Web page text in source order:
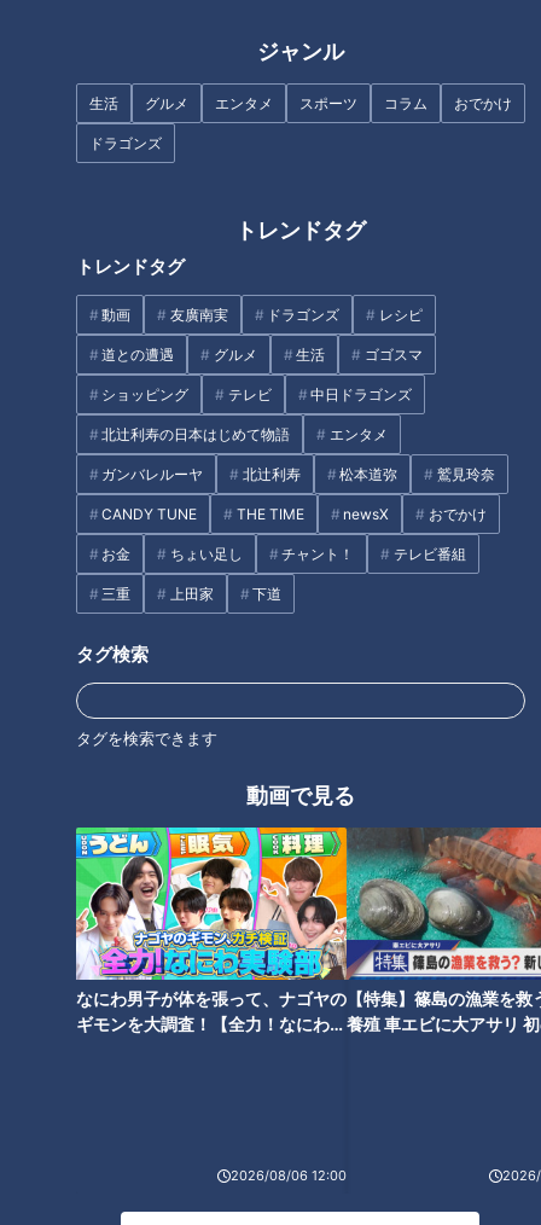
ジャンル
生活 グルメ エンタメ スポーツ コラム おでかけ
ドラゴンズ
トレンドタグ
トレンドタグ
動画 友廣南実 ドラゴンズ レシピ
道との遭遇 グルメ 生活 ゴゴスマ
ショッピング テレビ 中日ドラゴンズ
北辻利寿の日本はじめて物語 エンタメ
ガンバレルーヤ 北辻利寿 松本道弥 鷲見玲奈
CANDY TUNE THE TIME newsX おでかけ
お金 ちょい足し チャント！ テレビ番組
三重 上田家 下道
タグ検索
タグを検索できます
動画で見る
なにわ男子が体を張って、ナゴヤの
ギモンを大調査！【全力！なにわ実
2026/08/06 12:00
【特集】篠島の漁業を救
養殖 車エビに大アサリ
岐阜激安スーパーSP
愛知岐阜三重みそかつの名店
【太田×石井のデララバ】
食べ放題も！ 愛知県で愛される
驚きの「エビフライメニュー」
7選
テレビ塔 名古屋城 名古屋市科学館
東山動植物園 石井亮次
オススメ関連コンテンツ
監督 名古屋城へ！【水曜よる
所２時間SP】
徹底調査ＳＰ！！
名古屋港水族館 イルカの赤ち
ゃん【デララバ水族館２時間
太田光 ベルーガとパフォーマ
ンス【デララバ水族館２時間SP